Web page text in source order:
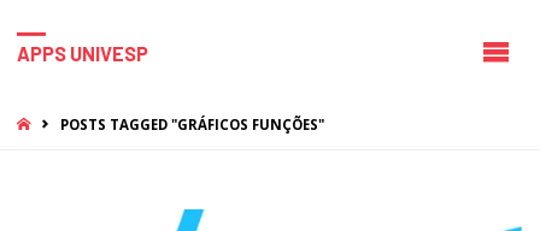
APPS UNIVESP
HOMEPOSTS TAGGED "GRÁFICOS FUNÇÕES"